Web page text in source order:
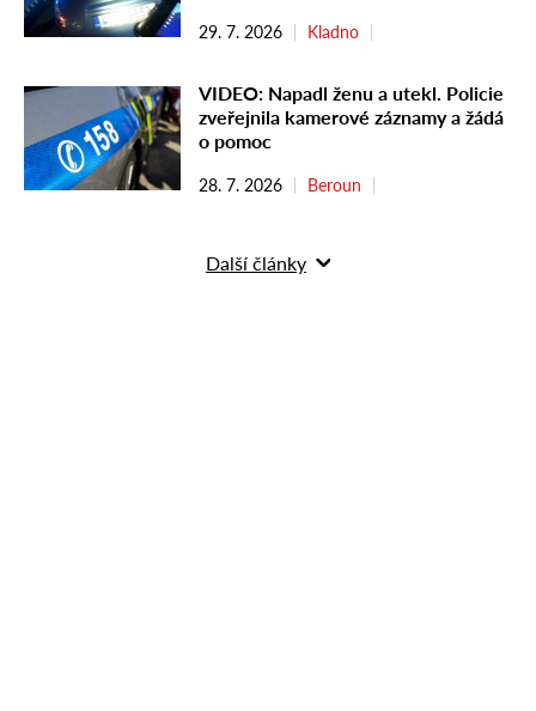
29. 7. 2026 Kladno
VIDEO: Napadl ženu a utekl. Policie
zveřejnila kamerové záznamy a žádá
o pomoc
28. 7. 2026 Beroun
Další články